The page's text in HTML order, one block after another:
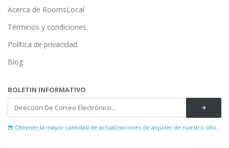
Acerca de RoomsLocal
Términos y condiciones
Política de privacidad
Blog
BOLETIN INFORMATIVO
Obtener la mayor cantidad de actualizaciones de alquiler de nuestro sitio...